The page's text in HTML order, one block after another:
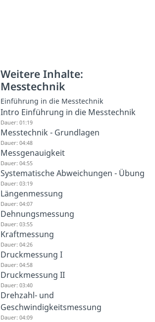
Weitere Inhalte:
Messtechnik
Einführung in die Messtechnik
Intro Einführung in die Messtechnik
Dauer: 01:19
Messtechnik - Grundlagen
Dauer: 04:48
Messgenauigkeit
Dauer: 04:55
Systematische Abweichungen - Übung
Dauer: 03:19
Längenmessung
Dauer: 04:07
Dehnungsmessung
Dauer: 03:55
Kraftmessung
Dauer: 04:26
Druckmessung I
Dauer: 04:58
Druckmessung II
Dauer: 03:40
Drehzahl- und
Geschwindigkeitsmessung
Dauer: 04:09